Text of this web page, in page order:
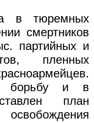
в тюремных
смертников
партийных и
пленных
борьбу и в
план